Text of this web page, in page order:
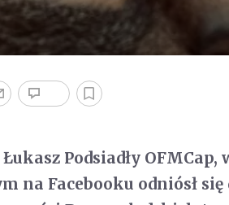
Podsiadły
na Facebooku odniósł